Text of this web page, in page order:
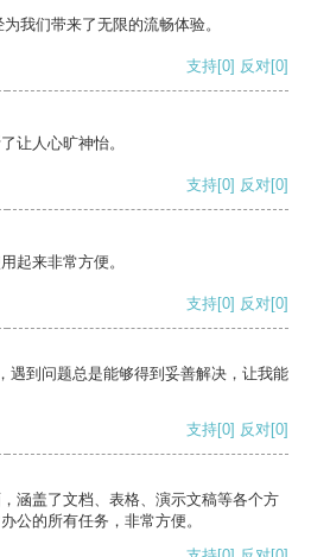
我们带来了无限的流畅体验。
支持[0] 反对[0]
让人心旷神怡。
支持[0] 反对[0]
起来非常方便。
支持[0] 反对[0]
遇到问题总是能够得到妥善解决，让我能
支持[0] 反对[0]
涵盖了文档、表格、演示文稿等各个方
公的所有任务，非常方便。